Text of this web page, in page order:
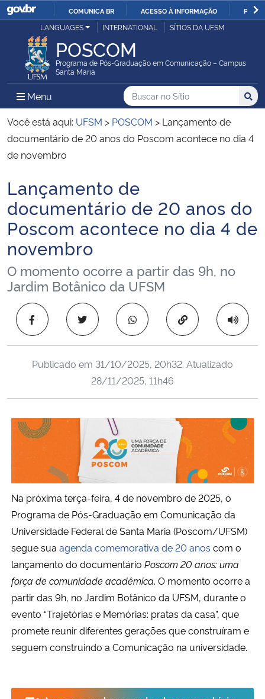
IR
PARA
O
COMUNICA BR ACESSO À INFORMAÇÃO
Ministério da Justiça e Segurança Pública
Ministério da Defesa
Ministério das Relações Exteriores
Ministério da Economia
Ministério da Infraestrutura
Ministério da Agricultura, Pecuária e Abastecimento
Ministério da Educação
Ministério da Cidadania
Ministério da Saúde
Ministério de Minas e Energia
Ministério da Ciência, Tecnologia, Inovações e Comunicações
Ministério do Meio Ambiente
Ministério do Turismo
Ministério do Desenvolvimento Regional
Controladoria-Geral da União
Ministério da Mulher, da Família e dos Direitos Humanos
Secretaria de Governo
Gabinete de Segurança Institucional
Advocacia-Geral da União
LANGUAGES INTERNATIONAL SÍTIOS DA UFSM
POSCOM
Programa de Pós-Graduação em Comunicação – Campus
Santa Maria
Menu Menu Principal do Sítio
Busca
Buscar no no Sítio
Busca:
Você está aqui: UFSM > POSCOM > Lançamento de
documentário de 20 anos do Poscom acontece no dia 4
de novembro
Início do conteúdo
Lançamento de
documentário de 20 anos do
Poscom acontece no dia 4 de
novembro
O momento ocorre a partir das 9h, no
Jardim Botânico da UFSM
Copiar para área
Publicado em 31/10/2025, 20h32. Atualizado
28/11/2025, 11h46
Na próxima terça-feira, 4 de novembro de 2025, o
Programa de Pós-Graduação em Comunicação da
Universidade Federal de Santa Maria (Poscom/UFSM)
segue sua agenda comemorativa de 20 anos com o
lançamento do documentário Poscom 20 anos: uma
força de comunidade acadêmica. O momento ocorre a
partir das 9h, no Jardim Botânico da UFSM, durante o
evento “Trajetórias e Memórias: pratas da casa”, que
promete reunir diferentes gerações que construíram e
seguem construindo a Comunicação na universidade.